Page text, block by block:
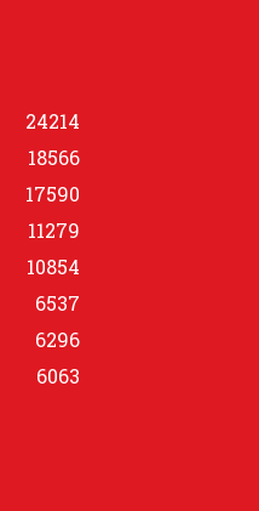
24214
18566
17590
11279
10854
6537
6296
6063